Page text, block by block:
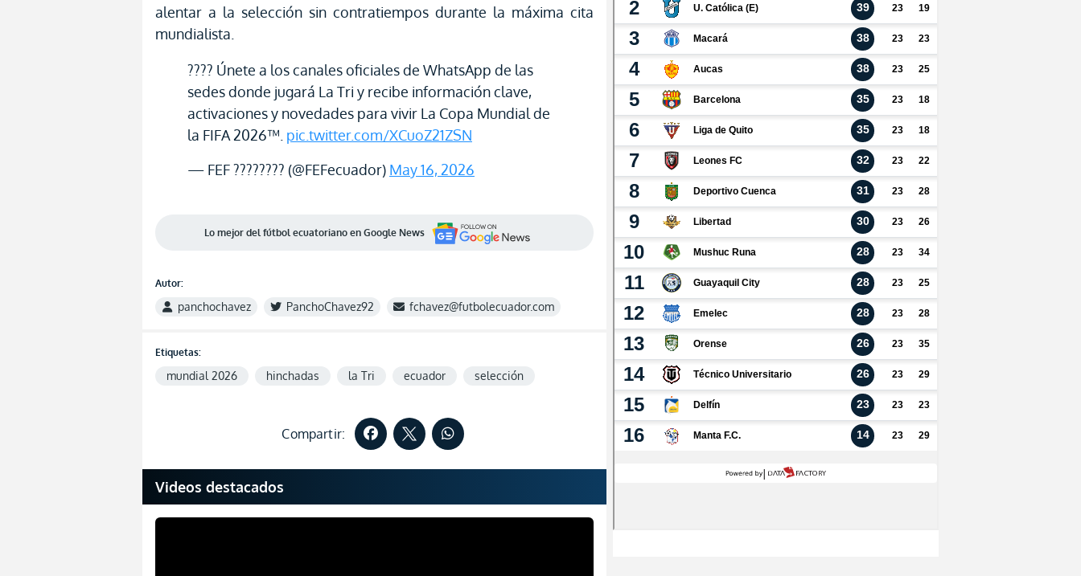
alentar a la selección sin contratiempos durante la máxima cita
mundialista.
???? Únete a los canales oficiales de WhatsApp de las
sedes donde jugará La Tri y recibe información clave,
activaciones y novedades para vivir La Copa Mundial de
la FIFA 2026™. pic.twitter.com/XCuoZ21ZSN
— FEF ???????? (@FEFecuador) May 16, 2026
Lo mejor del fútbol ecuatoriano en Google News
Autor:
panchochavez PanchoChavez92 fchavez@futbolecuador.com
Etiquetas:
mundial 2026 hinchadas la Tri ecuador selección
Compartir:
Videos destacados